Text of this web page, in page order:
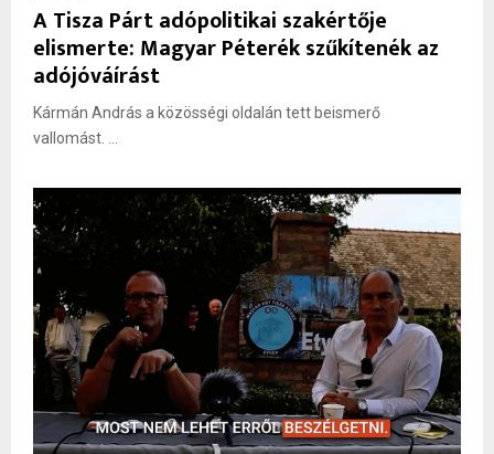
A Tisza Párt adópolitikai szakértője
elismerte: Magyar Péterék szűkítenék az
adójóváírást
Kármán András a közösségi oldalán tett beismerő
vallomást. ...